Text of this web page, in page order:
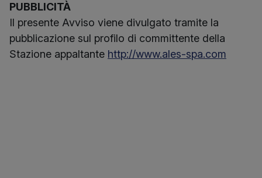
PUBBLICITÀ
Il presente Avviso viene divulgato tramite la
pubblicazione sul profilo di committente della
Stazione appaltante http://www.ales-spa.com